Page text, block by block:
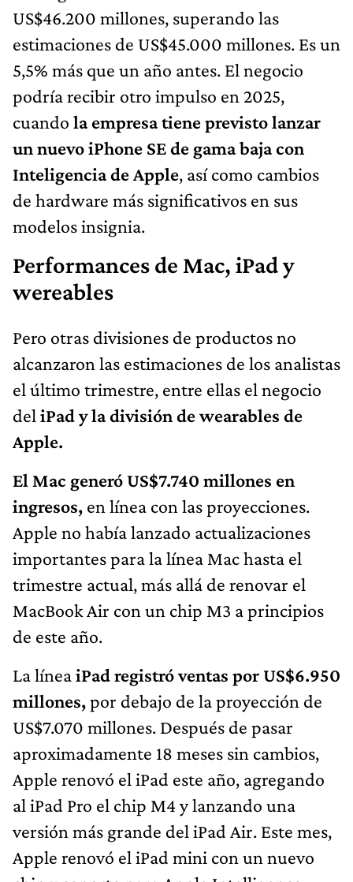
US$46.200 millones, superando las
estimaciones de US$45.000 millones. Es un
5,5% más que un año antes. El negocio
podría recibir otro impulso en 2025,
cuando la empresa tiene previsto lanzar
un nuevo iPhone SE de gama baja con
Inteligencia de Apple, así como cambios
de hardware más significativos en sus
modelos insignia.
Performances de Mac, iPad y
wereables
Pero otras divisiones de productos no
alcanzaron las estimaciones de los analistas
el último trimestre, entre ellas el negocio
del iPad y la división de wearables de
Apple.
El Mac generó US$7.740 millones en
ingresos, en línea con las proyecciones.
Apple no había lanzado actualizaciones
importantes para la línea Mac hasta el
trimestre actual, más allá de renovar el
MacBook Air con un chip M3 a principios
de este año.
La líneaiPad registró ventas por US$6.950
millones,por debajo de la proyección de
US$7.070 millones. Después de pasar
aproximadamente 18 meses sin cambios,
Apple renovó el iPad este año, agregando
al iPad Pro el chip M4 y lanzando una
versión más grande del iPad Air. Este mes,
Apple renovó el iPad mini con un nuevo